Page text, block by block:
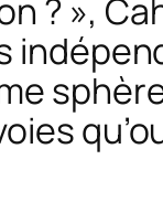
? »,